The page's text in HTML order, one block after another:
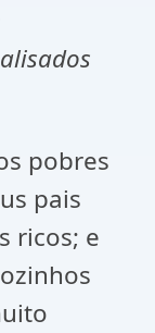
pobres
pais
ricos; e